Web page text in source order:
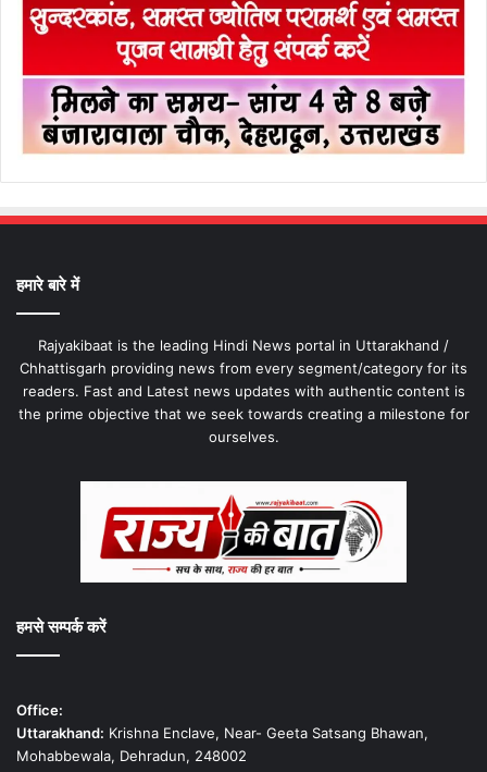
हमारे बारे में
Rajyakibaat is the leading Hindi News portal in Uttarakhand /
Chhattisgarh providing news from every segment/category for its
readers. Fast and Latest news updates with authentic content is
the prime objective that we seek towards creating a milestone for
ourselves.
हमसे सम्पर्क करें
Office:
Uttarakhand: Krishna Enclave, Near- Geeta Satsang Bhawan,
Mohabbewala, Dehradun, 248002